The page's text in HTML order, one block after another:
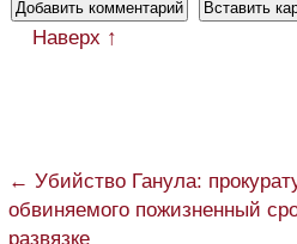
Наверх ↑
← Убийство Ганула:
обвиняемого пожизненный
развязке